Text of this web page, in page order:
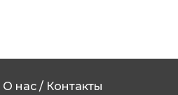
О нас / Контакты